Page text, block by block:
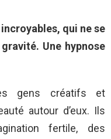
qui ne se
Une hypnose
gens créatifs et
autour d’eux. Ils
fertile, des